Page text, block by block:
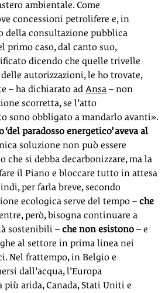
ambientale. Come
concessioni petrolifere e, in
della consultazione pubblica
primo caso, dal canto suo,
dicendo che quelle trivelle
delle autorizzazioni, le ho trovate,
– ha dichiarato ad Ansa – non
scorretta, se l’atto
sono obbligato a mandarlo avanti».
paradosso energetico’ aveva al
soluzione non può essere
che si debba decarbonizzare, ma la
il Piano e bloccare tutto in attesa
per farla breve, secondo
ecologica serve del tempo – che
però, bisogna continuare a
sostenibili – che non esistono – e
al settore in prima linea nei
Nel frattempo, in Belgio e
dall’acqua, l’Europa
più arida, Canada, Stati Uniti e